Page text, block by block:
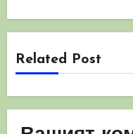
Related Post